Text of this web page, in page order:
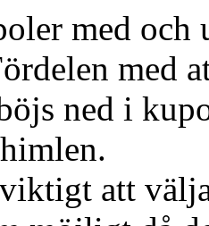
med och
med
ned i
att